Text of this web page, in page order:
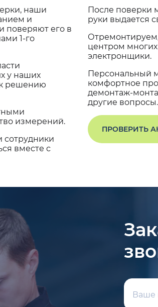
наши
и
поверяют его в
1-го
у наших
решению
измерений.
сотрудники
вместе с
После поверки
руки выдается
центром
электронщики.
Персональный
комфортное
демонтаж-
другие
ПРОВЕРИТЬ